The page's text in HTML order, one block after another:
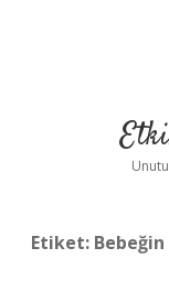
Etiket: Bebeğin